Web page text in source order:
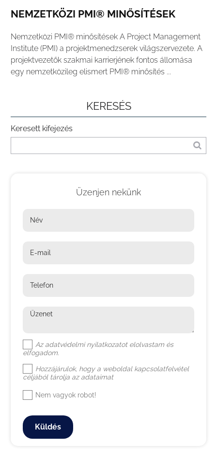
NEMZETKÖZI PMI® MINŐSÍTÉSEK
Nemzetközi PMI® minősítések A Project Management
Institute (PMI) a projektmenedzserek világszervezete. A
projektvezetők szakmai karrierjének fontos állomása
egy nemzetközileg elismert PMI® minősítés ...
KERESÉS
Keresett kifejezés
Üzenjen nekünk
Név
E-mail
Telefon
Üzenet
Az adatvédelmi nyilatkozatot elolvastam és
elfogadom.
Hozzájárulok, hogy a weboldal kapcsolatfelvétel
céljából tárolja az adataimat
Nem vagyok robot!
Küldés